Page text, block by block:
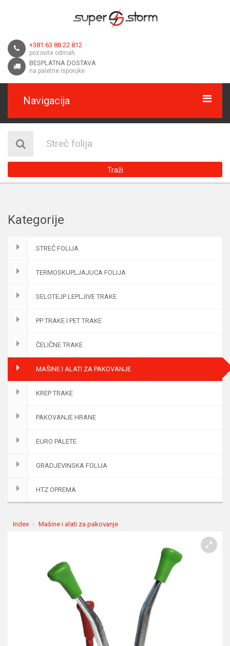
+381 63 88 22 812
pozovite odmah
BESPLATNA DOSTAVA
na paletne isporuke
Navigacija
DOSTAVA
Traži
Kategorije
STREČ FOLIJA
TERMOSKUPLJAJUCA FOLIJA
SELOTEJP LEPLJIVE TRAKE
PP TRAKE I PET TRAKE
ČELIČNE TRAKE
MAŠINE I ALATI ZA PAKOVANJE
KREP TRAKE
PAKOVANJE HRANE
EURO PALETE
GRADJEVINSKA FOLIJA
HTZ OPREMA
Index Mašine i alati za pakovanje